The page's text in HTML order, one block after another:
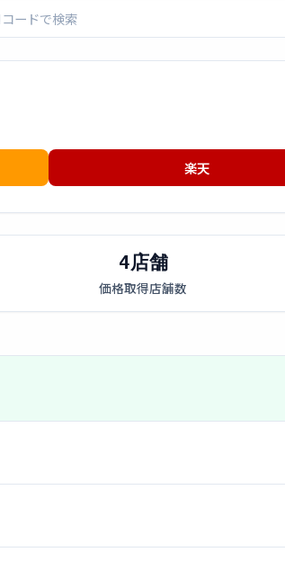
楽天
4店舗
価格取得店舗数